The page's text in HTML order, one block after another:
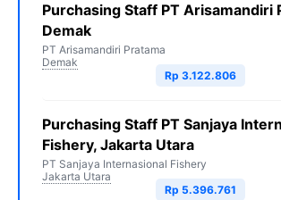
Purchasing Staff PT Arisamandiri
Demak
PT Arisamandiri Pratama
Demak
Rp 3.122.806
Purchasing Staff PT Sanjaya
Fishery, Jakarta Utara
PT Sanjaya Internasional Fishery
Jakarta Utara
Rp 5.396.761